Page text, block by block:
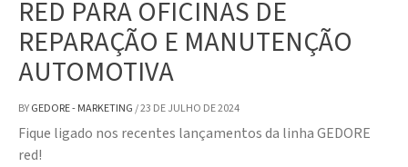
RED PARA OFICINAS DE
REPARAÇÃO E MANUTENÇÃO
AUTOMOTIVA
BYGEDORE - MARKETING/23 DE JULHO DE 2024
Fique ligado nos recentes lançamentos da linha GEDORE
red!